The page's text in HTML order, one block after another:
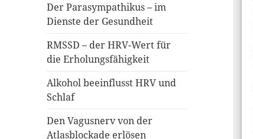
Der Parasympathikus – im
Dienste der Gesundheit
RMSSD – der HRV-Wert für
die Erholungsfähigkeit
Alkohol beeinflusst HRV und
Schlaf
Den Vagusnerv von der
Atlasblockade erlösen